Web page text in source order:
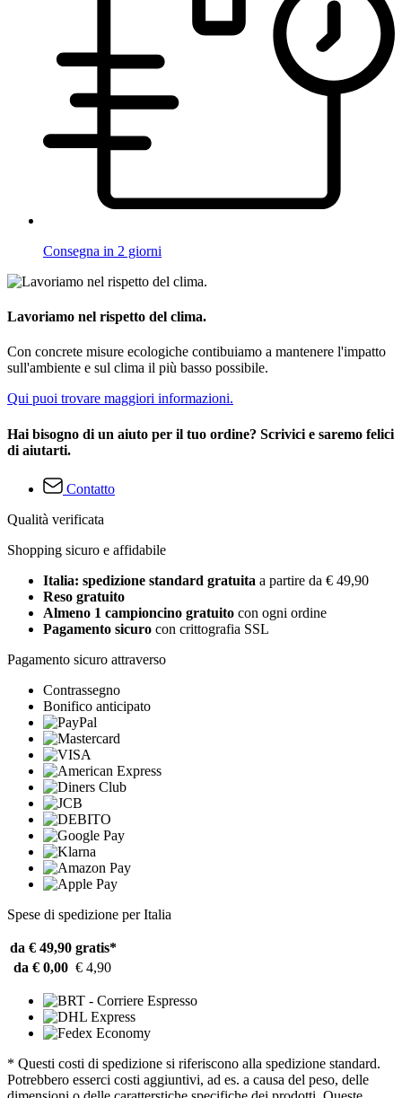
Consegna in 2 giorni
Lavoriamo nel rispetto del clima.
Con concrete misure ecologiche contibuiamo a mantenere l'impatto
sull'ambiente e sul clima il più basso possibile.
Qui puoi trovare maggiori informazioni.
Hai bisogno di un aiuto per il tuo ordine? Scrivici e saremo felici
di aiutarti.
Contatto
Qualità verificata
Shopping sicuro e affidabile
Italia: spedizione standard gratuita a partire da € 49,90
Reso gratuito
Almeno 1 campioncino gratuito con ogni ordine
Pagamento sicuro con crittografia SSL
Pagamento sicuro attraverso
Contrassegno
Bonifico anticipato
Spese di spedizione per Italia
da € 49,90 gratis*
da € 0,00 € 4,90
* Questi costi di spedizione si riferiscono alla spedizione standard.
Potrebbero esserci costi aggiuntivi, ad es. a causa del peso, delle